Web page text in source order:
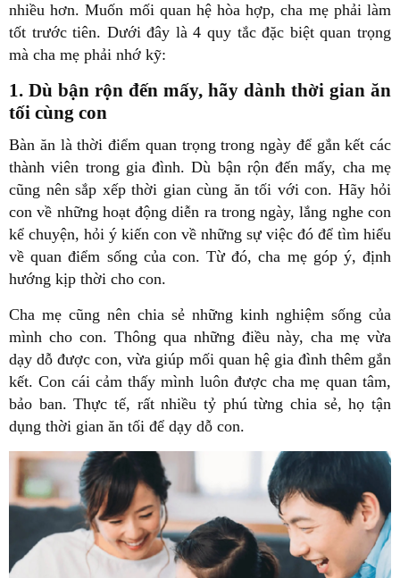
nhiều hơn. Muốn mối quan hệ hòa hợp, cha mẹ phải làm
tốt trước tiên. Dưới đây là 4 quy tắc đặc biệt quan trọng
mà cha mẹ phải nhớ kỹ:
1. Dù bận rộn đến mấy, hãy dành thời gian ăn
tối cùng con
Bàn ăn là thời điểm quan trọng trong ngày để gắn kết các
thành viên trong gia đình. Dù bận rộn đến mấy, cha mẹ
cũng nên sắp xếp thời gian cùng ăn tối với con. Hãy hỏi
con về những hoạt động diễn ra trong ngày, lắng nghe con
kể chuyện, hỏi ý kiến con về những sự việc đó để tìm hiểu
về quan điểm sống của con. Từ đó, cha mẹ góp ý, định
hướng kịp thời cho con.
Cha mẹ cũng nên chia sẻ những kinh nghiệm sống của
mình cho con. Thông qua những điều này, cha mẹ vừa
dạy dỗ được con, vừa giúp mối quan hệ gia đình thêm gắn
kết. Con cái cảm thấy mình luôn được cha mẹ quan tâm,
bảo ban. Thực tế, rất nhiều tỷ phú từng chia sẻ, họ tận
dụng thời gian ăn tối để dạy dỗ con.